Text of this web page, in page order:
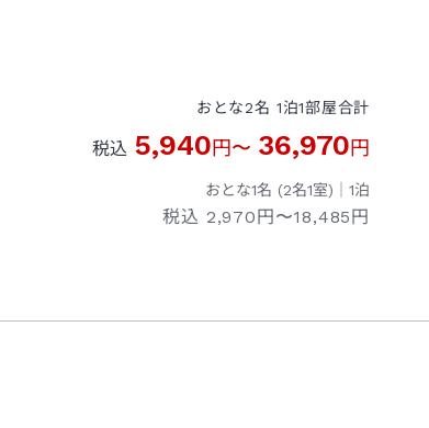
おとな2名 1泊1部屋合計
税込 5,940円〜 36,970円
おとな1名 (2名1室)｜ 1泊
税込 2,970円〜18,485円